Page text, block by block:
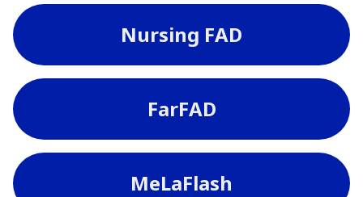
Nursing FAD
FarFAD
MeLaFlash